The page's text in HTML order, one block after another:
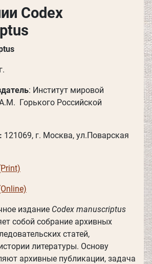
Codex
: Институт мировой
Горького Российской
121069, г. Москва, ул.Поварская
издание Codex manuscriptus
собой собрание архивных
статей,
литературы. Основу
архивные публикации, задача